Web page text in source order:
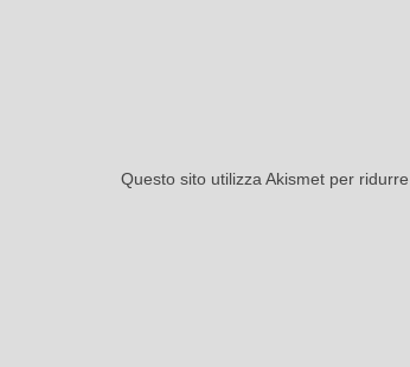
Questo sito utilizza Akismet per ridurre